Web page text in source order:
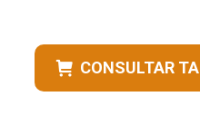
CONSULTAR